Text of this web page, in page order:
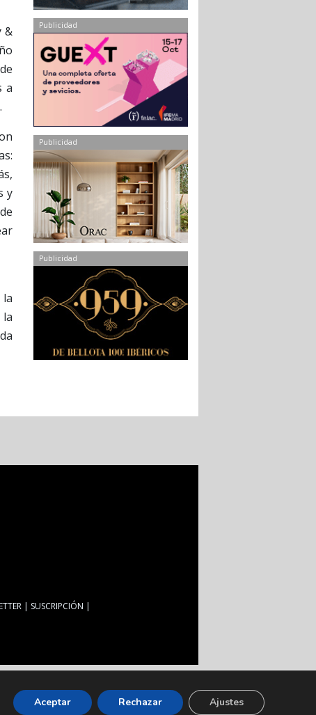
&
a
y
la
Publicidad
Publicidad
Publicidad
SUSCRIPCIÓN
Aceptar Rechazar Ajustes